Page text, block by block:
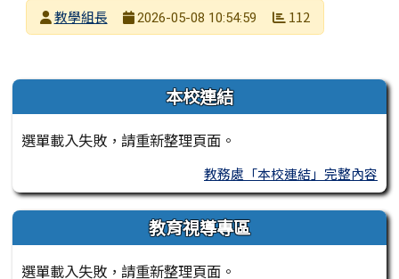
發布者
教學組長
2026-05-08 10:54:59 112
左邊區域內容 本校連結
選單載入失敗，請重新整理頁面。
教務處「本校連結」完整內容
教育視導專區
選單載入失敗，請重新整理頁面。